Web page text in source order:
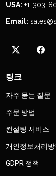
USA: +1-303-
Email:
링크
자주 묻는 질문
주문 방법
컨설팅 서비스
개인정보처리방
GDPR 정책